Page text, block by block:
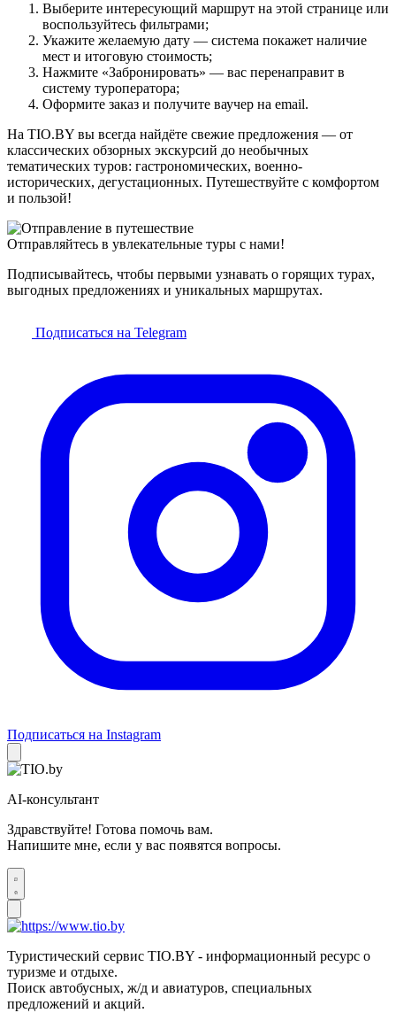
Выберите интересующий маршрут на этой странице или
воспользуйтесь фильтрами;
Укажите желаемую дату — система покажет наличие
мест и итоговую стоимость;
Нажмите «Забронировать» — вас перенаправит в
систему туроператора;
Оформите заказ и получите ваучер на email.
На TIO.BY вы всегда найдёте свежие предложения — от
классических обзорных экскурсий до необычных
тематических туров: гастрономических, военно-
исторических, дегустационных. Путешествуйте с комфортом
и пользой!
Отправляйтесь в увлекательные туры с нами!
Подписывайтесь, чтобы первыми узнавать о горящих турах,
выгодных предложениях и уникальных маршрутах.
Подписаться на Telegram
Подписаться на Instagram
AI-консультант
Здравствуйте! Готова помочь вам.
Напишите мне, если у вас появятся вопросы.
Туристический сервис TIO.BY - информационный ресурс о
туризме и отдыхе.
Поиск автобусных, ж/д и авиатуров, специальных
предложений и акций.